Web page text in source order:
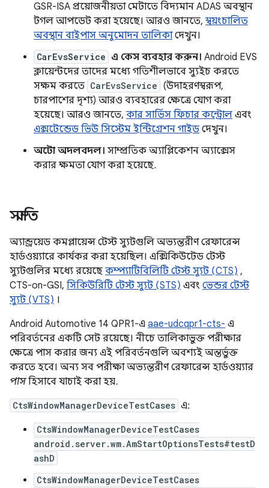
GSR-ISA প্রয়োজনীয়তা মেটাতে বিদ্যমান ADAS অবস্থান
টগল আপডেট করা হয়েছে। আরও জানতে,স্বয়ংচালিত
অবস্থান বাইপাস অনুমোদন তালিকাদেখুন।
CarEvsService এ কেস ব্যবহার করুন। Android EVS
ক্লায়েন্টদের তাদের মধ্যে গতিশীলভাবে স্যুইচ করতে
সক্ষম করতে CarEvsService (উদাহরণস্বরূপ,
চারপাশের দৃশ্য) আরও ব্যবহারের ক্ষেত্রে যোগ করা
হয়েছে। আরও জানতে, কার সার্ভিস ফিচার কন্ট্রোল এবং
এক্সটেন্ডেড ভিউ সিস্টেম ইন্টিগ্রেশন গাইড দেখুন।
অটো অদলবদল। সাম্প্রতিক অ্যাপ্লিকেশন অ্যাক্সেস
করার ক্ষমতা যোগ করা হয়েছে.
সম্মতি
অ্যান্ড্রয়েড কমপ্লায়েন্স টেস্ট স্যুটগুলি অভ্যন্তরীণ রেফারেন্স
হার্ডওয়্যারে কার্যকর করা হয়েছিল। এক্সিকিউটেড টেস্ট
স্যুটগুলির মধ্যে রয়েছে কম্প্যাটিবিলিটি টেস্ট স্যুট (CTS) ,
CTS-on-GSI, সিকিউরিটি টেস্ট স্যুট (STS) এবং ভেন্ডর টেস্ট
স্যুট (VTS) ।
Android Automotive 14 QPR1-এ aae-udcqpr1-cts- এ
পরিবর্তনের একটি সেট রয়েছে। নীচে তালিকাভুক্ত পরীক্ষার
ক্ষেত্রে পাস করার জন্য এই পরিবর্তনগুলি অবশ্যই অন্তর্ভুক্ত
করতে হবে। অন্য সব পরীক্ষা অভ্যন্তরীণ রেফারেন্স হার্ডওয়্যার
পাসহিসাবে যাচাই করা হয়.
CtsWindowManagerDeviceTestCases এ:
CtsWindowManagerDeviceTestCases
android.server.wm.AmStartOptionsTests#testD
ashD
CtsWindowManagerDeviceTestCases